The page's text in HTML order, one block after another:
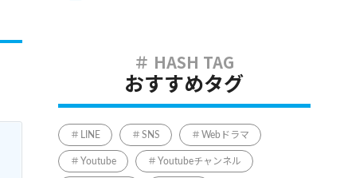
おすすめタグ
LINE SNS Webドラマ
Youtube Youtubeチャンネル